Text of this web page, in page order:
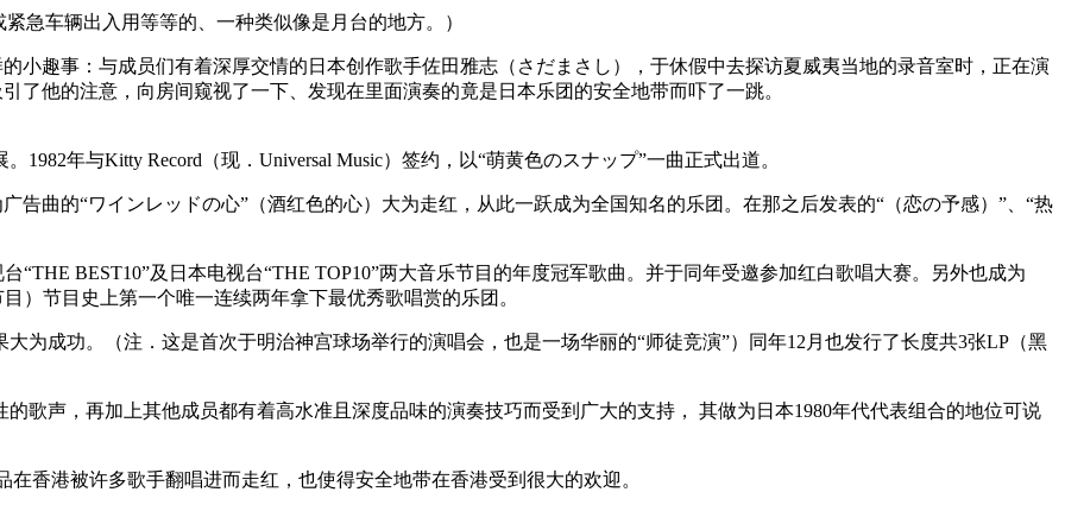
急车辆出入用等等的、一种类似像是月台的地方。）
小趣事：与成员们有着深厚交情的日本创作歌手佐田雅志（さだまさし），于休假中去探访夏威夷当地的录音室时，正在演
了他的注意，向房间窥视了一下、发现在里面演奏的竟是日本乐团的安全地带而吓了一跳。
年与Kitty Record（现．Universal Music）签约，以“萌黄色のスナップ”一曲正式出道。
告曲的“ワインレッドの心”（酒红色的心）大为走红，从此一跃成为全国知名的乐团。在那之后发表的“（恋の予感）”、“热
“THE BEST10”及日本电视台“THE TOP10”两大音乐节目的年度冠军歌曲。并于同年受邀参加红白歌唱大赛。另外也成为
）节目史上第一个唯一连续两年拿下最优秀歌唱赏的乐团。
为成功。（注．这是首次于明治神宫球场举行的演唱会，也是一场华丽的“师徒竞演”）同年12月也发行了长度共3张LP（黑
歌声，再加上其他成员都有着高水准且深度品味的演奏技巧而受到广大的支持， 其做为日本1980年代代表组合的地位可说
在香港被许多歌手翻唱进而走红，也使得安全地带在香港受到很大的欢迎。